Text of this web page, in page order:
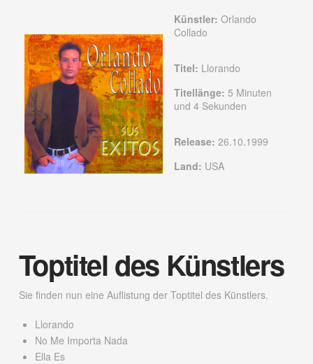
Künstler: Orlando
Collado
Titel: Llorando
Titellänge: 5 Minuten
und 4 Sekunden
Release: 26.10.1999
Land: USA
Toptitel des Künstlers
Sie finden nun eine Auflistung der Toptitel des Künstlers.
Llorando
No Me Importa Nada
Ella Es